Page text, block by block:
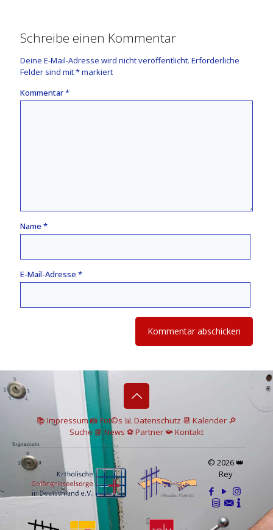
Schreibe einen Kommentar
Deine E-Mail-Adresse wird nicht veröffentlicht. Erforderliche
Felder sind mit*markiert
Kommentar*
Name *
E-Mail-Adresse *
📚 Impressum📸Fot©s 📊 Datenschutz 📆 Kalender 🔎
Suche 📘 News ⚽Partner📯Kontakt
© 2026 👑
Rey